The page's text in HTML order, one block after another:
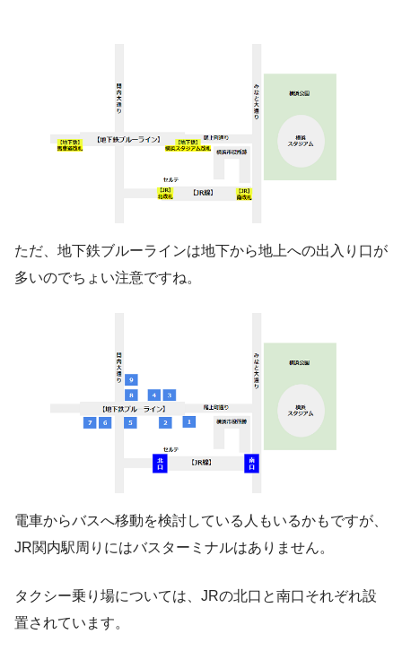
ただ、地下鉄ブルーラインは地下から地上への出入り口が
多いのでちょい注意ですね。
電車からバスへ移動を検討している人もいるかもですが、
JR関内駅周りにはバスターミナルはありません。
タクシー乗り場については、JRの北口と南口それぞれ設
置されています。